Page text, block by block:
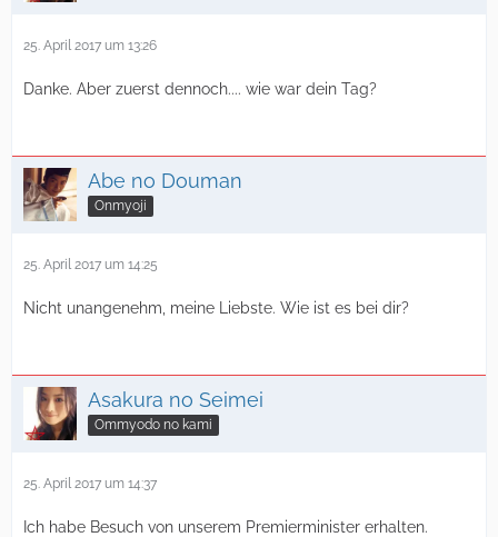
25. April 2017 um 13:26
Danke. Aber zuerst dennoch.... wie war dein Tag?
Abe no Douman
Onmyoji
25. April 2017 um 14:25
Nicht unangenehm, meine Liebste. Wie ist es bei dir?
Asakura no Seimei
Ommyodo no kami
25. April 2017 um 14:37
Ich habe Besuch von unserem Premierminister erhalten.